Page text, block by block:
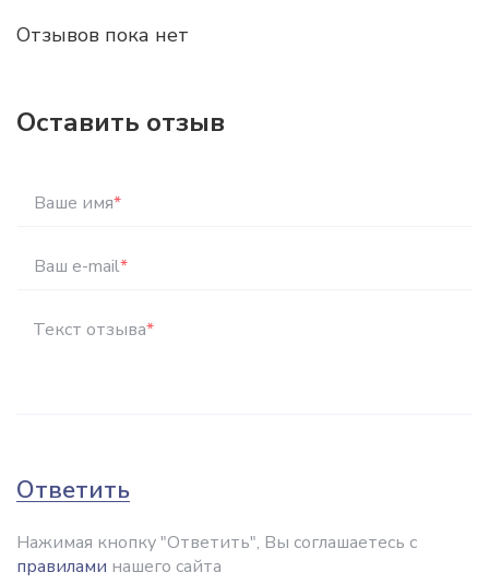
Отзывов пока нет
Оставить отзыв
Ваше имя*
Ваш e-mail*
Текст отзыва*
Ответить
Нажимая кнопку "Ответить", Вы соглашаетесь с
правилами нашего сайта